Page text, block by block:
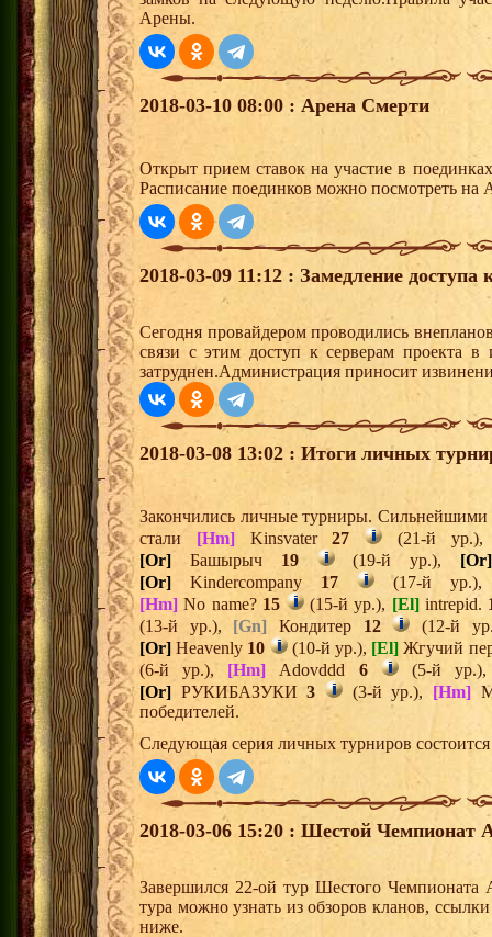
Арены.
2018-03-10 08:00 : Арена Смерти
Открыт прием ставок на участие в
Расписание поединков можно посмотреть на
2018-03-09 11:12 : Замедление
Сегодня провайдером проводились
связи с этим доступ к серверам проекта
затруднен.Администрация приносит
2018-03-08 13:02 : Итоги личных
Закончились личные турниры. Сильнейшими
стали [Hm]Kinsvater27
(21-й
[Or] Башырыч 19 (19-й ур.), [Or]
[Or] Kindercompany 17
(17-й
[Hm] No name? 15 (15-й ур.), [El]intrepid.
(13-й ур.), [Gn] Кондитер 12
(12-й
[Or] Heavenly 10 (10-й ур.), [El] Жгучий
(6-й ур.), [Hm] Adovddd 6
(5-й
[Or] РУКИБАЗУКИ3 (3-й ур.), [Hm]
победителей.
Следующая серия личных турниров состоится
2018-03-06 15:20 : Шестой Чемпионат
Завершился 22-ой тур Шестого
тура можно узнать из обзоров кланов,
ниже.